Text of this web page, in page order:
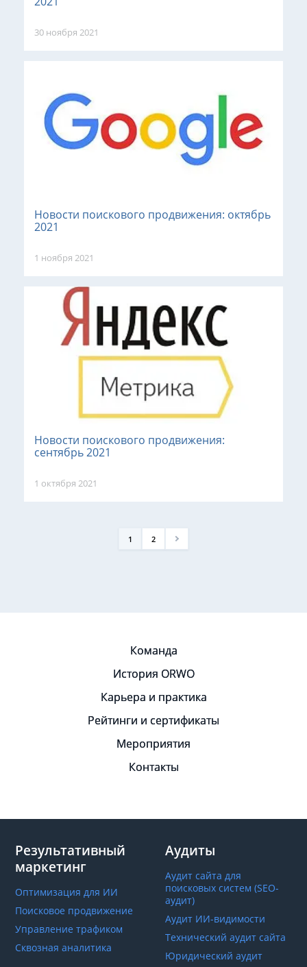
30 ноября 2021
Новости поискового продвижения: октябрь
2021
1 ноября 2021
Новости поискового продвижения:
сентябрь 2021
1 октября 2021
1 2
Команда
История ORWO
Карьера и практика
Рейтинги и сертификаты
Мероприятия
Контакты
Результативный
маркетинг
Оптимизация для ИИ
Поисковое продвижение
Управление трафиком
Сквозная аналитика
Аудиты
Аудит сайта для
поисковых систем (SEO-
аудит)
Аудит ИИ-видимости
Технический аудит сайта
Юридический аудит